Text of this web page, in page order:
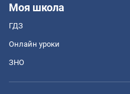
Моя школа
ГДЗ
Онлайн уроки
ЗНО